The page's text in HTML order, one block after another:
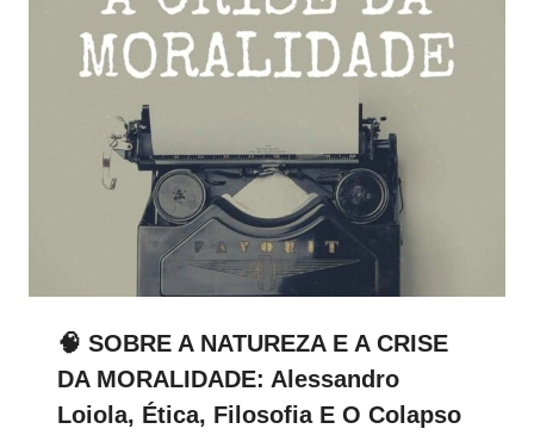
🧠 SOBRE A NATUREZA E A CRISE
DA MORALIDADE: Alessandro
Loiola, Ética, Filosofia E O Colapso